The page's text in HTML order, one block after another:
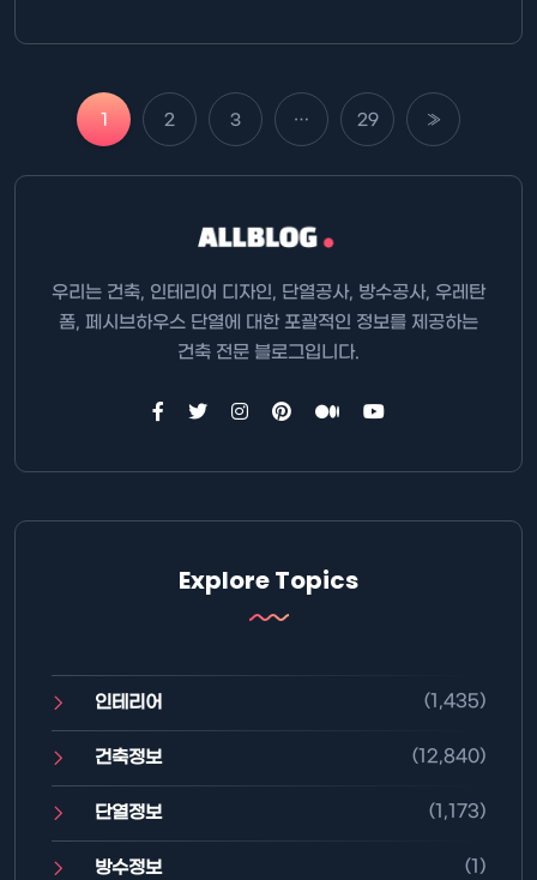
1 2 3 … 29 »
우리는 건축, 인테리어 디자인, 단열공사, 방수공사, 우레탄
폼, 페시브하우스 단열에 대한 포괄적인 정보를 제공하는
건축 전문 블로그입니다.
Explore Topics
인테리어 (1,435)
건축정보 (12,840)
단열정보 (1,173)
방수정보 (1)